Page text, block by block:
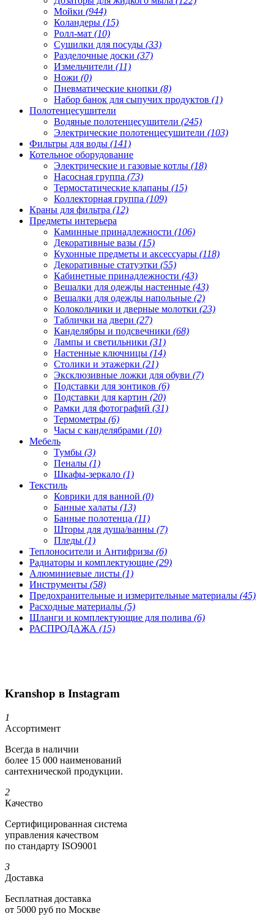
Мойки (944)
Коландеры (15)
Ролл-мат (10)
Сушилки для посуды (33)
Разделочные доски (37)
Измельчители (11)
Ножи (0)
Пневматические кнопки (8)
Набор банок для сыпучих продуктов (1)
Полотенцесушители
Водяные полотенцесушители (245)
Электрические полотенцесушители (103)
Фильтры для воды (141)
Котельное оборудование
Электрические и газовые котлы (18)
Насосная группа (73)
Термостатические клапаны (15)
Коллекторная группа (109)
Краны для фильтра (12)
Предметы интерьера
Каминные принадлежности (106)
Декоративные вазы (15)
Кухонные предметы и аксессуары (118)
Декоративные статуэтки (55)
Кабинетные принадлежности (43)
Вешалки для одежды настенные (43)
Вешалки для одежды напольные (2)
Колокольчики и дверные молотки (23)
Таблички на двери (27)
Канделябры и подсвечники (68)
Лампы и светильники (31)
Настенные ключницы (14)
Столики и этажерки (21)
Эксклюзивные ложки для обуви (7)
Подставки для зонтиков (6)
Подставки для картин (20)
Рамки для фотографий (31)
Термометры (6)
Часы с канделябрами (10)
Мебель
Тумбы (3)
Пеналы (1)
Шкафы-зеркало (1)
Текстиль
Коврики для ванной (0)
Банные халаты (13)
Банные полотенца (11)
Шторы для душа/ванны (7)
Пледы (1)
Теплоносители и Антифризы (6)
Радиаторы и комплектующие (29)
Алюминиевые листы (1)
Инструменты (58)
Предохранительные и измерительные материалы (45)
Расходные материалы (5)
Шланги и комплектующие для полива (6)
РАСПРОДАЖА (15)
Kranshop в Instagram
1
Ассортимент
Всегда в наличии
более 15 000 наименований
сантехнической продукции.
2
Качество
Сертифициро­ванная система
управления качеством
по стандарту ISO9001
3
Доставка
Бесплатная доставка
от 5000 руб по Москве